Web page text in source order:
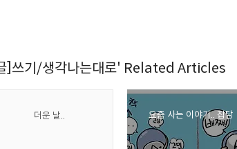
]쓰기/생각나는대로' Related Articles
더운 날.. 요즘 사는 이야기.. 잡담